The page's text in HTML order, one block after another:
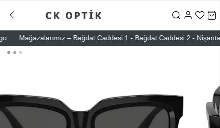
Mağazalarımız – Bağdat Caddesi 1 - Bağdat Caddesi 2 - Nişantaşı